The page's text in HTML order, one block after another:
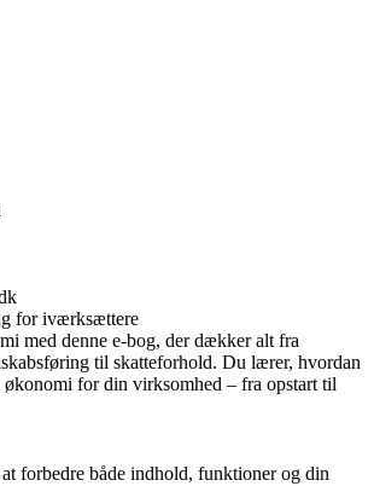
for iværksættere
med denne e-bog, der dækker alt fra
til skatteforhold. Du lærer, hvordan
økonomi for din virksomhed – fra opstart til
forbedre både indhold, funktioner og din